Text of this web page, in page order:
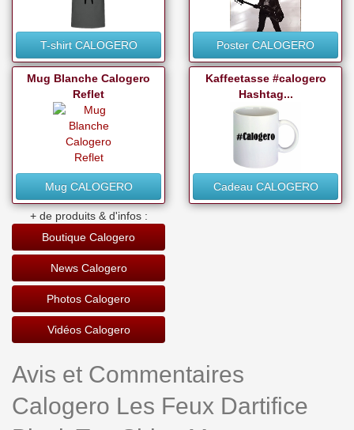
T-shirt CALOGERO Poster CALOGERO
Mug Blanche Calogero
Reflet
Mug CALOGERO
Kaffeetasse #calogero
Hashtag...
Cadeau CALOGERO
+ de produits & d'infos :
Boutique Calogero
News Calogero
Photos Calogero
Vidéos Calogero
Avis et Commentaires
Calogero Les Feux Dartifice